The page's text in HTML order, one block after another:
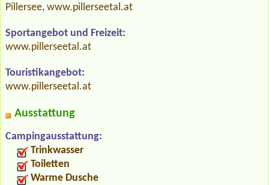
Pillersee, www.pillerseetal.at
Sportangebot und Freizeit:
www.pillerseetal.at
Touristikangebot:
www.pillerseetal.at
Ausstattung
Campingausstattung:
Trinkwasser
Toiletten
Warme Dusche